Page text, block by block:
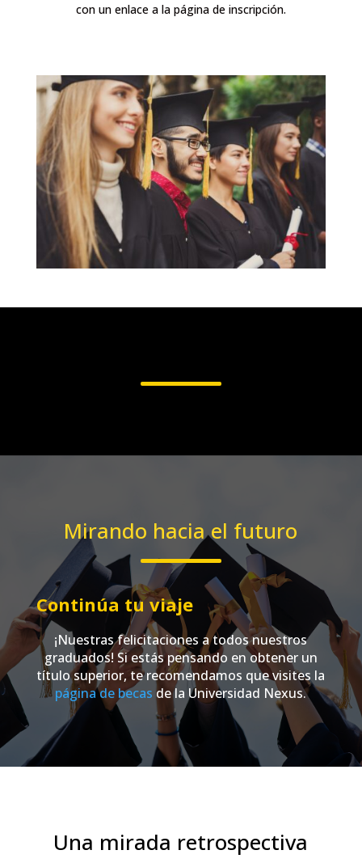
con un enlace a la página de inscripción.
Mirando hacia el futuro
Continúa tu viaje
¡Nuestras felicitaciones a todos nuestros
graduados! Si estás pensando en obtener un
título superior, te recomendamos que visites la
página de becas de la Universidad Nexus.
Una mirada retrospectiva